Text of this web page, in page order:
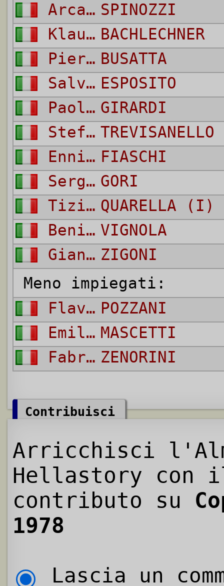
Arcadio SPINOZZI
Klaus BACHLECHNER
Pier Luigi BUSATTA
Salvatore ESPOSITO
Paolo GIRARDI
Stefano
Ennio FIASCHI
Sergio GORI
Tiziano QUARELLA (I)
Beniamino VIGNOLA
Gianfranco ZIGONI
Meno impiegati:
Flavio POZZANI
Emiliano MASCETTI
Fabrizio ZENORINI
Contribuisci
Arricchisci
Hellastory con
contributo su
1978
Lascia un